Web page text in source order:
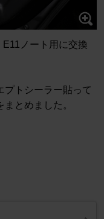
E11ノート用に交換
プトシーラー貼って
とめました。